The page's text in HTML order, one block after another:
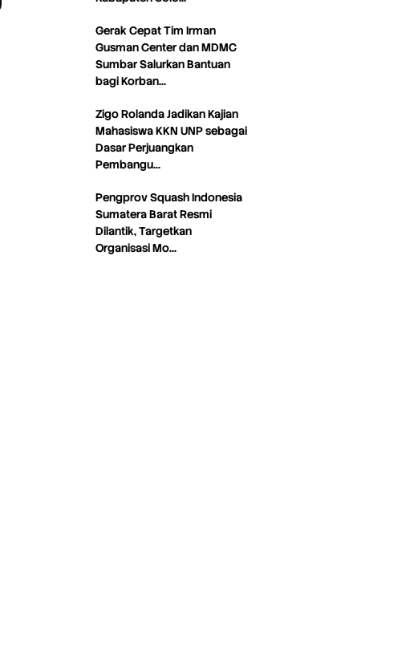
Gerak Cepat Tim Irman
Gusman Center dan MDMC
Sumbar Salurkan Bantuan
bagi Korban…
Zigo Rolanda Jadikan Kajian
Mahasiswa KKN UNP sebagai
Dasar Perjuangkan
Pembangu…
Pengprov Squash Indonesia
Sumatera Barat Resmi
Dilantik, Targetkan
Organisasi Mo…